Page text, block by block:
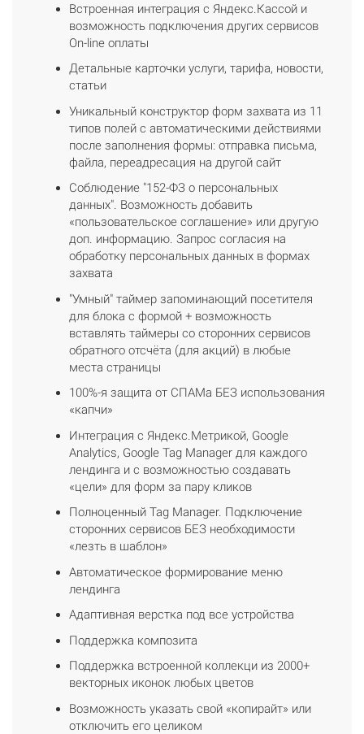
Встроенная интеграция с Яндекс.Кассой и
возможность подключения других сервисов
On-line оплаты
Детальные карточки услуги, тарифа, новости,
статьи
Уникальный конструктор форм захвата из 11
типов полей с автоматическими действиями
после заполнения формы: отправка письма,
файла, переадресация на другой сайт
Соблюдение "152-ФЗ о персональных
данных". Возможность добавить
«пользовательское соглашение» или другую
доп. информацию. Запрос согласия на
обработку персональных данных в формах
захвата
"Умный" таймер запоминающий посетителя
для блока с формой + возможность
вставлять таймеры со сторонних сервисов
обратного отсчёта (для акций) в любые
места страницы
100%-я защита от СПАМа БЕЗ использования
«капчи»
Интеграция с Яндекс.Метрикой, Google
Analytics, Google Tag Manager для каждого
лендинга и с возможностью создавать
«цели» для форм за пару кликов
Полноценный Tag Manager. Подключение
сторонних сервисов БЕЗ необходимости
«лезть в шаблон»
Автоматическое формирование меню
лендинга
Адаптивная верстка под все устройства
Поддержка композита
Поддержка встроенной коллекци из 2000+
векторных иконок любых цветов
Возможность указать свой «копирайт» или
отключить его целиком